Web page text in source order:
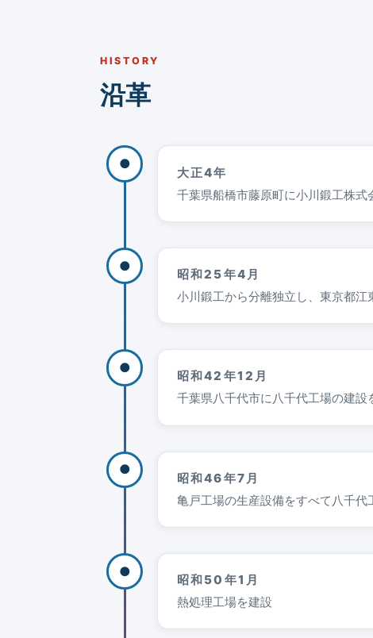
HISTORY
沿革
●
大正4年
千葉県船橋市藤原町に小川鍛工株式
●
昭和25年4月
小川鍛工から分離独立し、東京都
●
昭和42年12月
千葉県八千代市に八千代工場の建設
●
昭和46年7月
亀戸工場の生産設備をすべて八千代
●
昭和50年1月
熱処理工場を建設